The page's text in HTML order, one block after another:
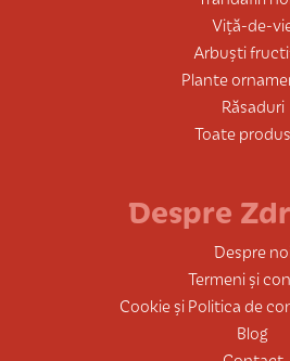
Viță-de-
Arbuști
Plante
Răsaduri
Toate
Despre
Despre
Termeni și
Cookie și Politica de
Blog